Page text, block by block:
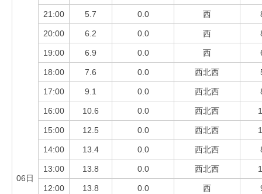
06日
21:00 5.7 0.0 西
20:00 6.2 0.0 西
19:00 6.9 0.0 西
18:00 7.6 0.0 西北西
17:00 9.1 0.0 西北西
16:00 10.6 0.0 西北西
15:00 12.5 0.0 西北西
14:00 13.4 0.0 西北西
13:00 13.8 0.0 西北西
12:00 13.8 0.0 西